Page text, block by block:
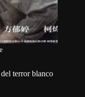
terror blanco